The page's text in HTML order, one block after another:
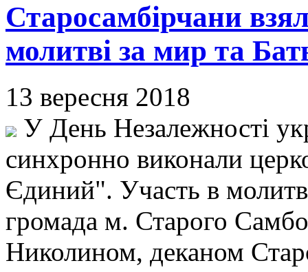
Старосамбірчани
молитві за мир та
13 вересня 2018
У День Незалежності
синхронно виконали
Єдиний". Участь в
громада м. Старого
Николином, деканом